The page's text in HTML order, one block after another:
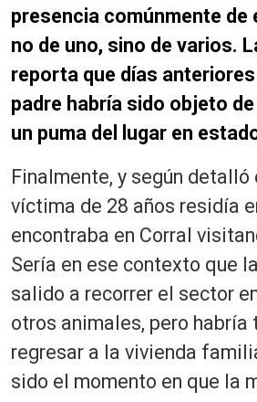
presencia comúnmente de
no de uno, sino de varios.
reporta que días anteriores
padre habría sido objeto
un puma del lugar en
Finalmente, y según detalló
víctima de 28 años residía
encontraba en Corral
Sería en ese contexto que
salido a recorrer el sector
otros animales, pero habría
regresar a la vivienda
sido el momento en que la